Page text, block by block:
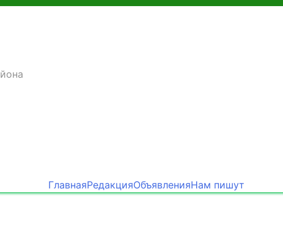
ГлавнаяРедакцияОбъявленияНам пишут